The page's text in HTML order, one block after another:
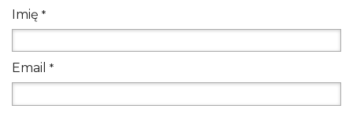
Imię *
Email *